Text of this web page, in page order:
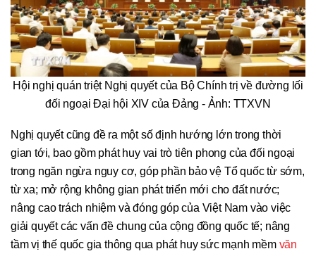
Hội nghị quán triệt Nghị quyết của Bộ Chính trị về đường lối
đối ngoại Đại hội XIV của Đảng - Ảnh: TTXVN
Nghị quyết cũng đề ra một số định hướng lớn trong thời
gian tới, bao gồm phát huy vai trò tiên phong của đối ngoại
trong ngăn ngừa nguy cơ, góp phần bảo vệ Tổ quốc từ sớm,
từ xa; mở rộng không gian phát triển mới cho đất nước;
nâng cao trách nhiệm và đóng góp của Việt Nam vào việc
giải quyết các vấn đề chung của cộng đồng quốc tế; nâng
tầm vị thế quốc gia thông qua phát huy sức mạnh mềm văn